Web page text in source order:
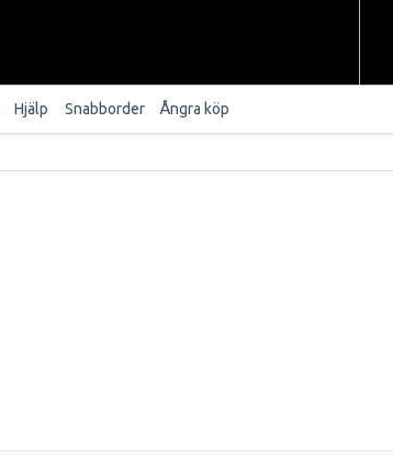
Hjälp Snabborder Ångra köp